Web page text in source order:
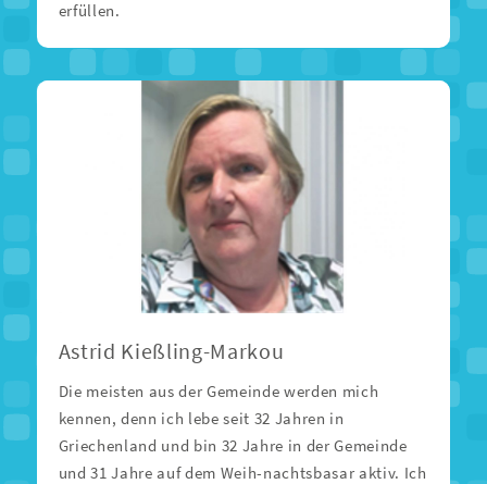
erfüllen.
Astrid Kießling-Markou
Die meisten aus der Gemeinde werden mich
kennen, denn ich lebe seit 32 Jahren in
Griechenland und bin 32 Jahre in der Gemeinde
und 31 Jahre auf dem Weih-nachtsbasar aktiv. Ich